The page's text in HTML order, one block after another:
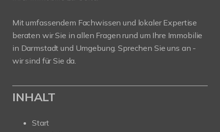
Mit umfassendem Fachwissen und lokaler Expertise
beraten wir Sie in allen Fragen rund um Ihre Immobilie
in Darmstadt und Umgebung. Sprechen Sie uns an -
wir sind für Sie da.
INHALT
Start